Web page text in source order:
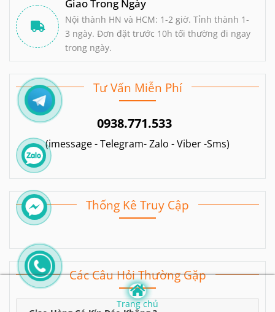
Giao Trong Ngày
Nội thành HN và HCM: 1-2 giờ. Tỉnh thành 1-
3 ngày. Đơn đặt trước 10h tối thường đi ngay
trong ngày.
Tư Vấn Miễn Phí
0938.771.533
(imessage - Telegram- Zalo - Viber -Sms)
Thống Kê Truy Cập
Các Câu Hỏi Thường Gặp
Trang chủ